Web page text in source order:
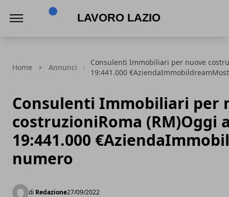
Home Annunci
Consulenti Immobiliari per nuove
19:441.000
Consulenti Immobiliari per
costruzioniRoma (RM)Oggi
19:441.000
numero
di Redazione27/09/2022